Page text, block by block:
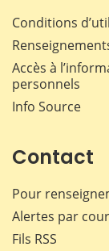
Conditions
Accès à
personnels
Info Source
Contact
Pour
Alertes par
Fils RSS